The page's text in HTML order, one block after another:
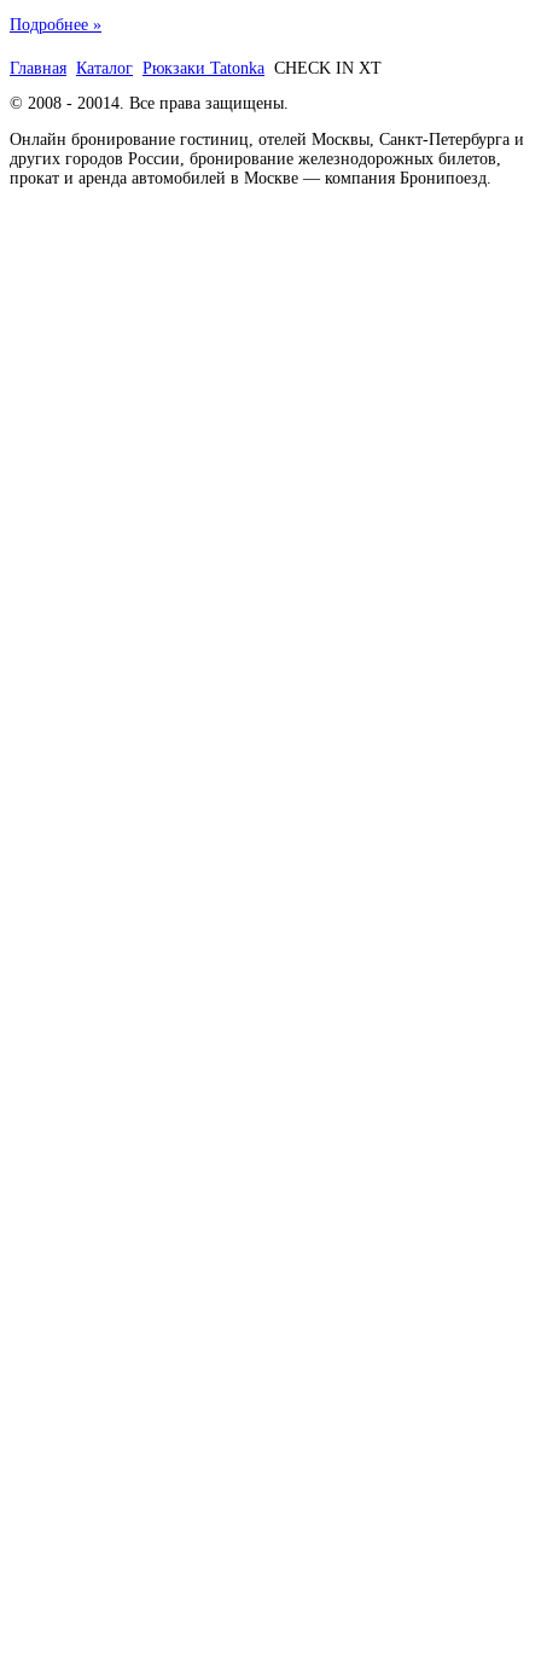
Подробнее »
Главная Каталог Рюкзаки Tatonka CHECK IN XT
© 2008 - 20014. Все права защищены.
Онлайн бронирование гостиниц, отелей Москвы, Санкт-Петербурга и
других городов России, бронирование железнодорожных билетов,
прокат и аренда автомобилей в Москве — компания Бронипоезд.